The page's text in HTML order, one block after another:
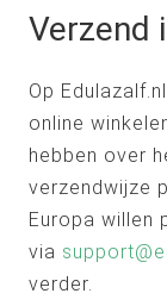
Verzend
Op
online
hebben over
verzendwijze
Europa willen
via
verder.